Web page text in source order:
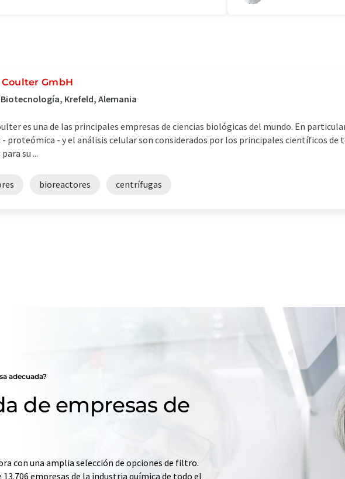
GmbH
Krefeld, Alemania
es una de las principales empresas de ciencias biológicas del mundo. En
proteómica - y el análisis celular son considerados por los principales científicos de
su ...
bioreactores centrífugas
adecuada?
de empresas de
con una amplia selección de opciones de filtro.
empresas de la industria química de todo el